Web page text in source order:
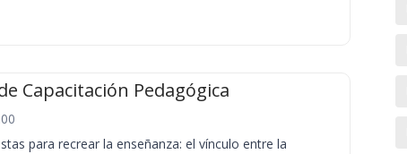
Capacitación Pedagógica
para recrear la enseñanza: el vínculo entre la